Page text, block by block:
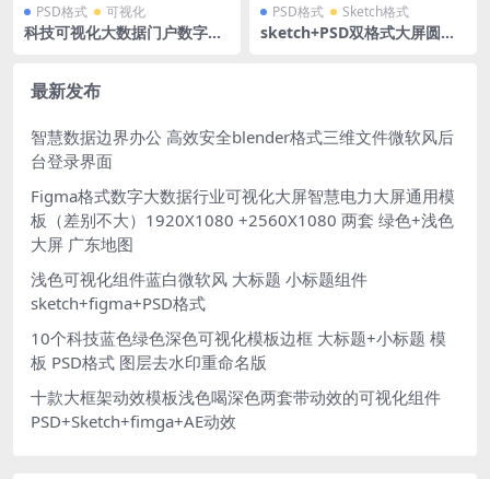
PSD格式 可视化
科技可视化大数据门户数字一
PSD格式 Sketch格式
sketch+PSD双格式大屏圆环
最新发布
智慧数据边界办公 高效安全blender格式三维文件微软风后
台登录界面
Figma格式数字大数据行业可视化大屏智慧电力大屏通用模
板（差别不大）1920X1080 +2560X1080 两套 绿色+浅色
大屏 广东地图
浅色可视化组件蓝白微软风 大标题 小标题组件
sketch+figma+PSD格式
10个科技蓝色绿色深色可视化模板边框 大标题+小标题 模
板 PSD格式 图层去水印重命名版
十款大框架动效模板浅色喝深色两套带动效的可视化组件
PSD+Sketch+fimga+AE动效